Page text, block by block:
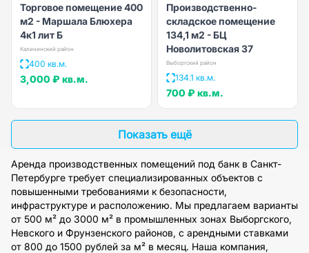
Торговое помещение 400
м2 - Маршала Блюхера
4к1 лит Б
Калининский район
400 кв.м.
3,000 ₽ кв.м.
Производственно-
складское помещение
134,1 м2 - БЦ
Новолитовская 37
Выборгский район
134.1 кв.м.
700 ₽ кв.м.
Показать ещё
Аренда производственных помещений под банк в Санкт-
Петербурге требует специализированных объектов с
повышенными требованиями к безопасности,
инфраструктуре и расположению. Мы предлагаем варианты
от 500 м² до 3000 м² в промышленных зонах Выборгского,
Невского и Фрунзенского районов, с арендными ставками
от 800 до 1500 рублей за м² в месяц. Наша компания,